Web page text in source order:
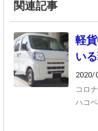
関連記事
軽
い
2020/
コロ
ハコ